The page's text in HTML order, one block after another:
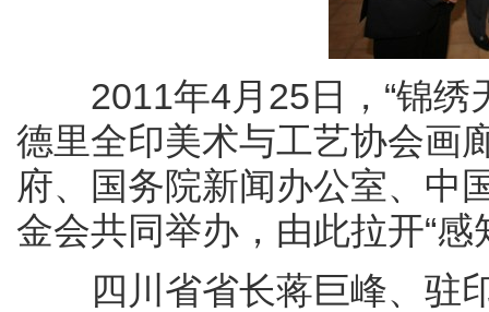
2011年4月25日，“锦绣
德里全印美术与工艺协会画
府、国务院新闻办公室、中
金会共同举办，由此拉开“
四川省省长蒋巨峰、驻印